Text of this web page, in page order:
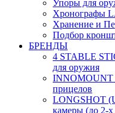
Упоры для
Хронографы
Хранение и
Подбор
БРЕНДЫ
4 STABLE
для оружия
INNOMOUNT
прицелов
LONGSHOT
камеры (до 2-